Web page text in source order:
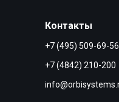
+7 (4842) 210-200
Контакты
+7 (495) 509-69-56